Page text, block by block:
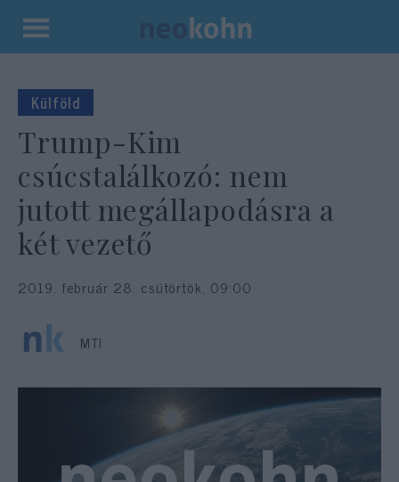
Kilépés
tartalomba
Külföld
Trump-Kim
csúcstalálkozó: nem
jutott megállapodásra a
két vezető
2019. február 28. csütörtök, 09:00
MTI